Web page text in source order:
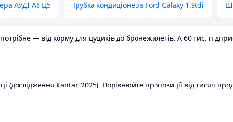
АУДІ А6 Ц5 Трубка кондиціонера Ford Galaxy 1.9tdi
— від корму для цуциків до бронежилетів. А 60 тис.
Kantar, 2025). Порівнюйте пропозиції від тисяч